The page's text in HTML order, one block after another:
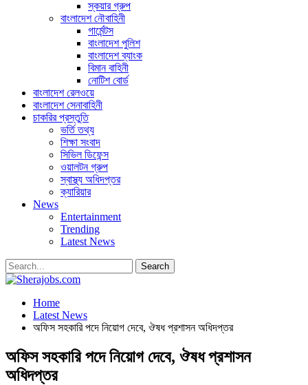
স্কয়ার গ্রুপ
বাংলাদেশ নৌবাহিনী
গার্মেন্টস
বাংলাদেশ পুলিশ
বাংলাদেশ ব্যাংক
বিমান বাহিনী
নোটিশ বোর্ড
বাংলাদেশ রেলওয়ে
বাংলাদেশ সেনাবাহিনী
চাকরির প্রস্তুতি
ভর্তি তথ্য
শিক্ষা সংবাদ
সিভিল ডিফেন্স
ওয়ালটন গ্রুপ
স্বাস্থ্য অধিদপ্তর
ক্যারিয়ার
News
Entertainment
Trending
Latest News
Home
Latest News
অফিস সহকারি পদে নিয়োগ দেবে, ঔষধ প্রশাসন অধিদপ্তর
অফিস সহকারি পদে নিয়োগ দেবে, ঔষধ প্রশাসন
অধিদপ্তর